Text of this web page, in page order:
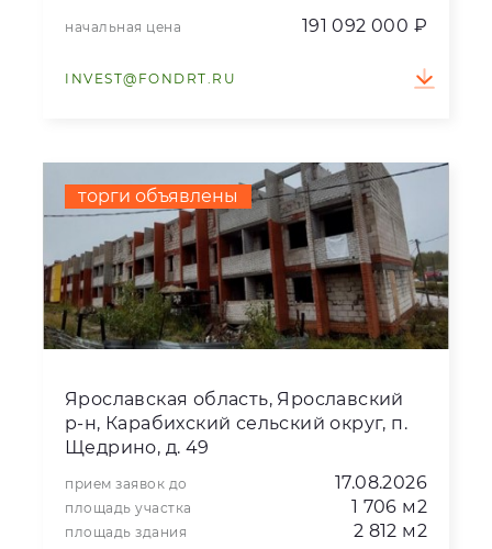
начальная цена 191 092 000 ₽
INVEST@FONDRT.RU
торги объявлены
Ярославская область, Ярославский
р-н, Карабихский сельский округ, п.
Щедрино, д. 49
прием заявок до 17.08.2026
площадь участка 1 706 м2
площадь здания 2 812 м2